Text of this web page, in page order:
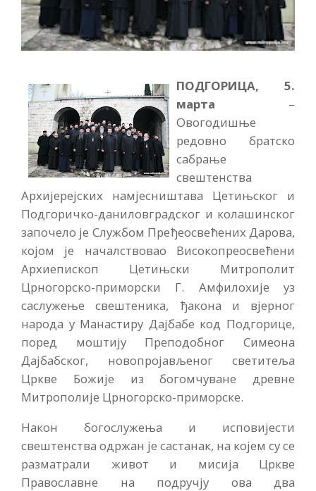
ПОДГОРИЦА, 5.
марта –
Овогодишње
редовно братско
сабрање
свештенства
Архијерејских намјесништава Цетињског и
Подгоричко-даниловградског и колашинског
започело је Службом Пређеосвећених Дарова,
којом је началствовао Високопреосвећени
Архиепископ Цетињски Митрополит
Црногорско-приморски Г. Амфилохије уз
саслужење свештеника, ђакона и вјерног
народа у Манастиру Дајбабе код Подгорице,
поред моштију Преподобног Симеона
Дајбабског, новопројављеног светитеља
Цркве Божије из богомчуване древне
Митрополије Црногорско-приморске.
Након богослужења и исповијести
свештенства одржан је састанак, на којем су се
разматрали живот и мисија Цркве
Православне на подручју ова два